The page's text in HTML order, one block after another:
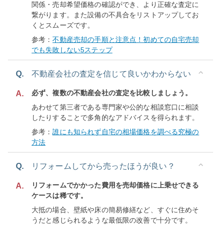
関係・売却希望価格の確認ができ、より正確な査定に
繋がります。また設備の不具合をリストアップしてお
くとスムーズです。
参考：不動産売却の手順と注意点！初めての自宅売却
でも失敗しない5ステップ
Q. 不動産会社の査定を信じて良いかわからない
A.
必ず、複数の不動産会社の査定を比較しましょう。
あわせて第三者である専門家や公的な相談窓口に相談
したりすることで多角的なアドバイスを得られます。
参考：誰にも知られず自宅の相場価格を調べる究極の
方法
Q. リフォームしてから売ったほうが良い？
A.
リフォームでかかった費用を売却価格に上乗せできる
ケースは稀です。
大抵の場合、壁紙や床の簡易修繕など、すぐに住めそ
うだと感じられるような最低限の改善で十分です。